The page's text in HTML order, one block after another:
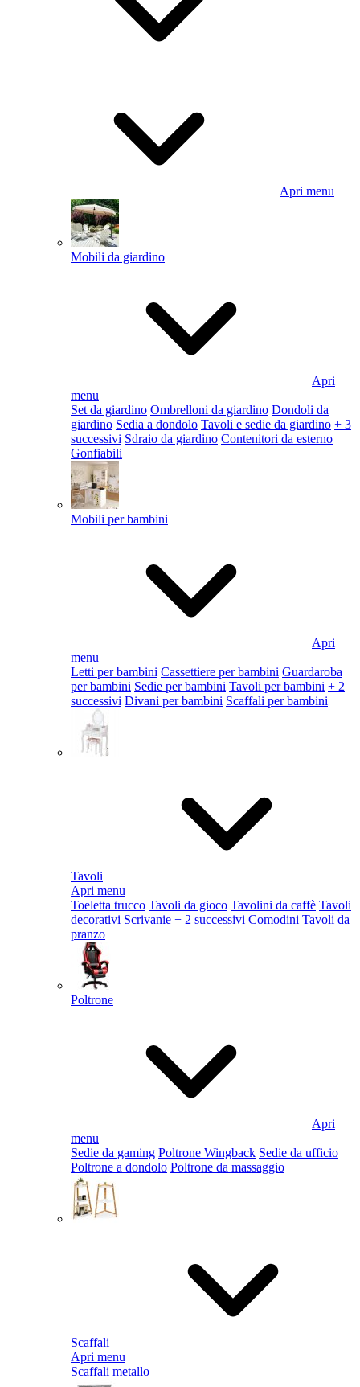
Apri menu
Mobili da giardino
Apri
menu
Set da giardino Ombrelloni da giardino Dondoli da
giardino Sedia a dondolo Tavoli e sedie da giardino + 3
successivi Sdraio da giardino Contenitori da esterno
Gonfiabili
Mobili per bambini
Apri
menu
Letti per bambini Cassettiere per bambini Guardaroba
per bambini Sedie per bambini Tavoli per bambini + 2
successivi Divani per bambini Scaffali per bambini
Tavoli
Apri menu
Toeletta trucco Tavoli da gioco Tavolini da caffè Tavoli
decorativi Scrivanie + 2 successivi Comodini Tavoli da
pranzo
Poltrone
Apri
menu
Sedie da gaming Poltrone Wingback Sedie da ufficio
Poltrone a dondolo Poltrone da massaggio
Scaffali
Apri menu
Scaffali metallo